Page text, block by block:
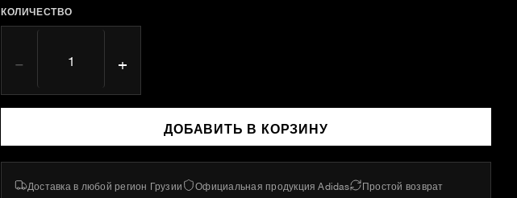
КОЛИЧЕСТВО
− +
ДОБАВИТЬ В КОРЗИНУ
Доставка в любой регион Грузии Официальная продукция Adidas Простой возврат